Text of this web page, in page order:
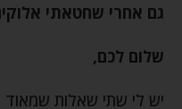
גם אחרי שחטאתי
שלום לכם,
יש לי שתי שאלות שמאוד